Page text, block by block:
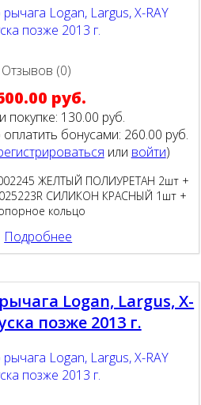
Отзывов (0)
руб.
покупке: 130.00 руб.
бонусами: 260.00 руб.
или войти)
ЖЕЛТЫЙ ПОЛИУРЕТАН 2шт +
СИЛИКОН КРАСНЫЙ 1шт +
кольцо
Подробнее
Logan, Largus, X-
позже 2013 г.